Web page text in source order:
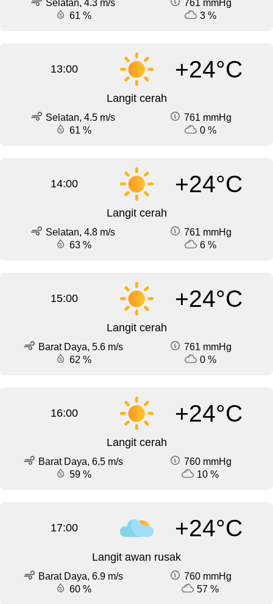
Selatan, 4.3 m/s
761 mmHg
61 %
3 %
13:00 +24°C
Langit cerah
Selatan, 4.5 m/s
761 mmHg
61 %
0 %
14:00 +24°C
Langit cerah
Selatan, 4.8 m/s
761 mmHg
63 %
6 %
15:00 +24°C
Langit cerah
Barat Daya, 5.6 m/s
761 mmHg
62 %
0 %
16:00 +24°C
Langit cerah
Barat Daya, 6.5 m/s
760 mmHg
59 %
10 %
17:00 +24°C
Langit awan rusak
Barat Daya, 6.9 m/s
760 mmHg
60 %
57 %